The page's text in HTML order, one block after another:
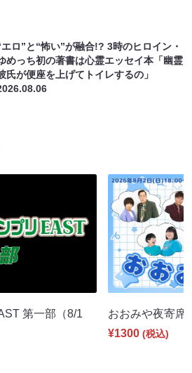
エロ”と“怖い”が融合!? 3時のヒロイン・
めっち初の著書は心霊エッセイ本「幽霊
氏が便座を上げてトイレするの」
第一部（8/1
おおみや夜寄
¥1300 (税込)